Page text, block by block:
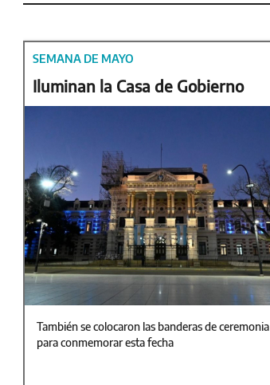
SEMANA DE MAYO
Iluminan la Casa de Gobierno
También se colocaron las banderas de ceremonia
para conmemorar esta fecha